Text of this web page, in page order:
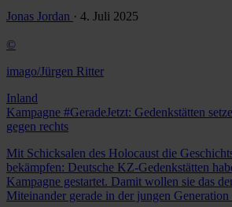
Jonas Jordan · 4. Juli 2025
©
imago/Jürgen Ritter
Inland
Kampagne #GeradeJetzt: Gedenkstätten
gegen rechts
Mit Schicksalen des Holocaust die
bekämpfen: Deutsche KZ-Gedenkstätten
Kampagne gestartet. Damit wollen sie das
Miteinander gerade in der jungen Generation